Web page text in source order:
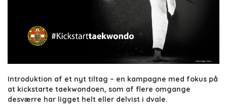
Introduktion af et nyt tiltag – en kampagne med fokus på
at kickstarte taekwondoen, som af flere omgange
desværre har ligget helt eller delvist i dvale.